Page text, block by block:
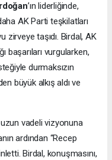
’ın liderliğinde,
AK Parti teşkilatları
taşıdı. Birdal, AK
başarıları vurgularken,
durmaksızın
büyük alkış aldı ve
uzun vadeli vizyonuna
ardından “Recep
Birdal, konuşmasını,